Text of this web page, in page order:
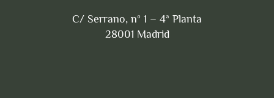
C/ Serrano, nº 1 – 4ª Planta
28001 Madrid